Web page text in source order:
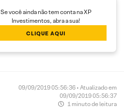
Se você ainda não tem conta na XP
Investimentos, abra a sua!
CLIQUE AQUI
09/09/2019 05:56:36 • Atualizado em
09/09/2019 05:56:37
1 minuto de leitura